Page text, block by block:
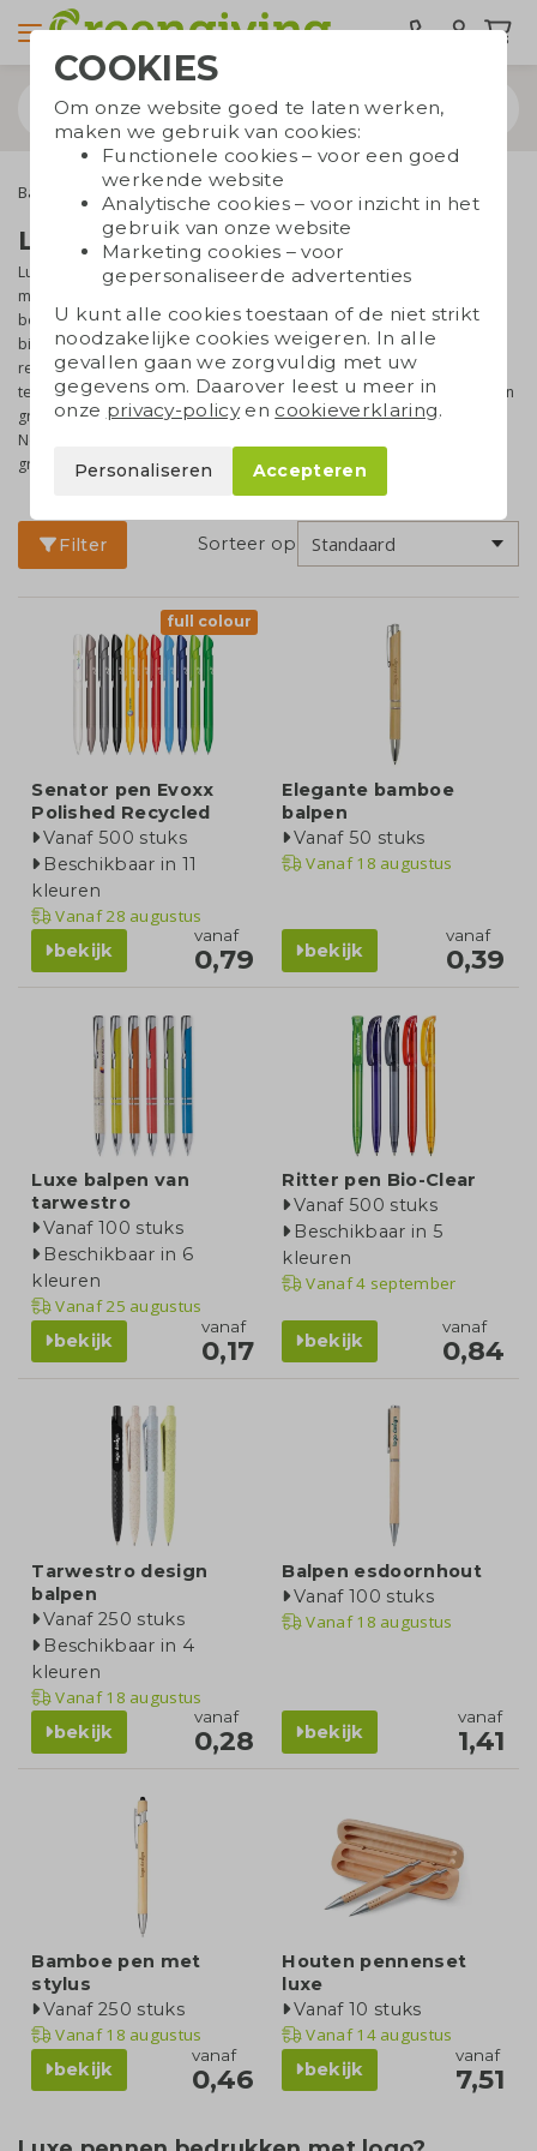
Balpennen Luxe pennen bedrukken
Luxe pennen bedrukken
Luxe pennen bedrukken met uw eigen logo of tekst is een unieke
manier om uw bedrijf of organisatie zichtbaar te maken. Met een
bedrukte luxe pen heeft u een stijlvolle giveaway in handen voor
bijvoorbeeld evenementen of op kantoor. U maakt uw klanten,
relaties of medewerkers blij met een praktisch geschenk en laat
tegelijkertijd zien dat u zorgt draagt voor de aarde. We hebben een
groot assortiment luxe pennen van milieuvriendelijke materialen.
Neem gerust
graag met u mee over de mogelijkheden.
Filter Sorteer op
full colour
Senator pen Evoxx
Polished Recycled
Vanaf 500 stuks
Beschikbaar in 11
kleuren
Vanaf28 augustus
bekijk
vanaf
0,79
Elegante bamboe
balpen
Vanaf 50 stuks
Vanaf18 augustus
bekijk
vanaf
0,39
Luxe balpen van
tarwestro
Vanaf 100 stuks
Beschikbaar in 6
kleuren
Vanaf25 augustus
bekijk
vanaf
0,17
Ritter pen Bio-Clear
Vanaf 500 stuks
Beschikbaar in 5
kleuren
Vanaf4 september
bekijk
vanaf
0,84
Tarwestro design
balpen
Vanaf 250 stuks
Beschikbaar in 4
kleuren
Vanaf18 augustus
bekijk
vanaf
0,28
Balpen esdoornhout
Vanaf 100 stuks
Vanaf18 augustus
bekijk
vanaf
1,41
Bamboe pen met
stylus
Vanaf 250 stuks
Vanaf18 augustus
bekijk
vanaf
0,46
Houten pennenset
luxe
Vanaf 10 stuks
Vanaf14 augustus
bekijk
vanaf
7,51
COOKIES
Om onze website goed te laten werken,
maken we gebruik van cookies:
Functionele cookies – voor een goed
werkende website
Analytische cookies – voor inzicht in het
gebruik van onze website
Marketing cookies – voor
gepersonaliseerde advertenties
U kunt alle cookies toestaan of de niet strikt
noodzakelijke cookies weigeren. In alle
gevallen gaan we zorgvuldig met uw
gegevens om. Daarover leest u meer in
onze privacy-policyen cookieverklaring.
Personaliseren Accepteren